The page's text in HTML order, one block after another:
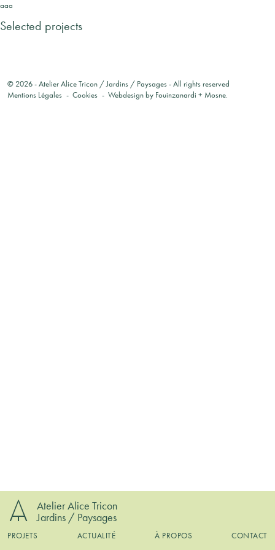
Atelier Alice Tricon
Jardins / Paysages
PROJETS ACTUALITÉ À PROPOS CONTACT
aaa
Selected projects
© 2026 -Atelier Alice Tricon / Jardins / Paysages- All rights reserved
Mentions Légales
Cookies Webdesign by Fouinzanardi + Mosne.